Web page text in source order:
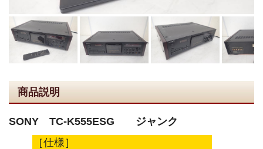
商品説明
SONY TC-K555ESG ジャンク
［仕様］